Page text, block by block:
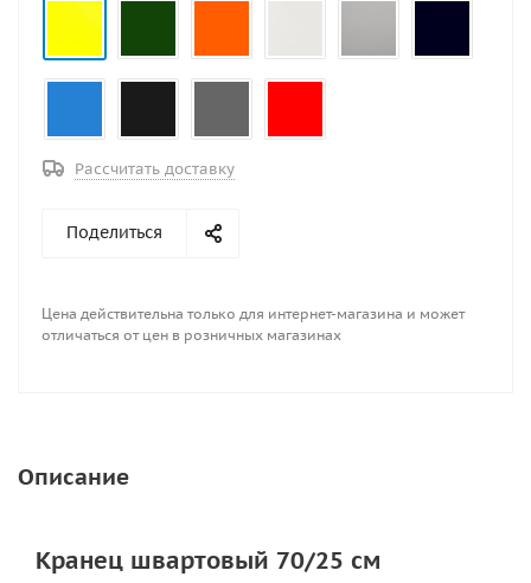
Рассчитать доставку
Поделиться
Цена действительна только для интернет-магазина и может
отличаться от цен в розничных магазинах
Описание
Кранец швартовый 70/25 см